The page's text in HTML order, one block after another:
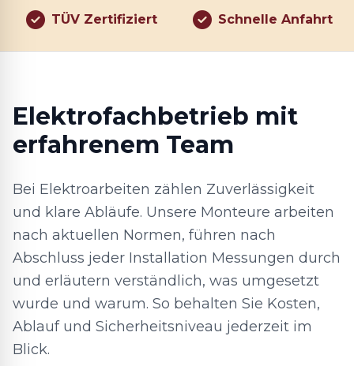
TÜV Zertifiziert Schnelle Anfahrt
Elektrofachbetrieb mit
erfahrenem Team
Bei Elektroarbeiten zählen Zuverlässigkeit
und klare Abläufe. Unsere Monteure arbeiten
nach aktuellen Normen, führen nach
Abschluss jeder Installation Messungen durch
und erläutern verständlich, was umgesetzt
wurde und warum. So behalten Sie Kosten,
Ablauf und Sicherheitsniveau jederzeit im
Blick.